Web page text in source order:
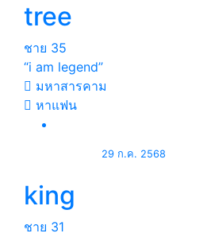
tree
ชาย 35
“i am legend”
มหาสารคาม
หาแฟน
29 ก.ค. 2568
king
ชาย 31